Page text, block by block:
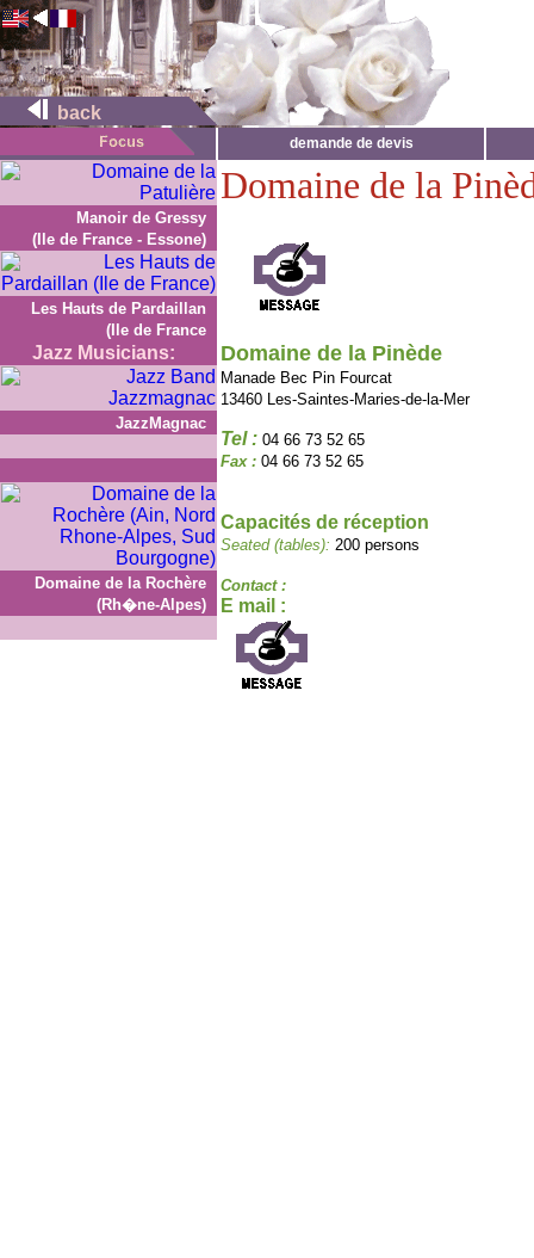
back
demande de devis
Manoir de Gressy
(Ile de France - Essone)
Les Hauts de Pardaillan
(Ile de France
Jazz Musicians:
JazzMagnac
Domaine de la Rochère
(Rh�ne-Alpes)
Domaine de la
Domaine de la Pinède
Manade Bec Pin Fourcat
13460 Les-Saintes-Maries-de-la-Mer
Tel : 04 66 73 52 65
Fax : 04 66 73 52 65
Capacités de réception
Seated (tables): 200 persons
Contact :
E mail :